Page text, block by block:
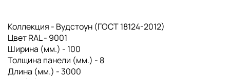
Коллекция - Вудстоун (ГОСТ 18124-2012)
Цвет RAL - 9001
Ширина (мм.) - 100
Толщина панели (мм.) - 8
Длина (мм.) - 3000